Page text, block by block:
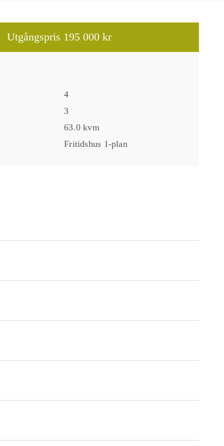
Utgångspris 195 000 kr
4
3
63.0 kvm
Fritidshus 1-plan